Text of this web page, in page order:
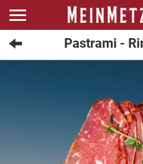
Pastrami -